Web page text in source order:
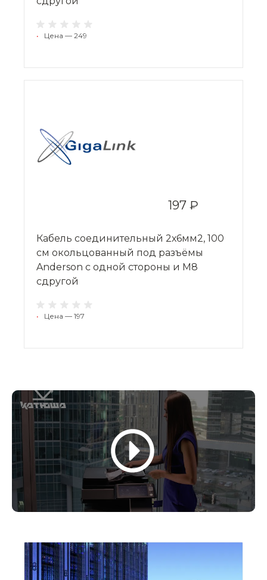
• Цена — 249
197 ₽
Кабель соединительный 2х6мм2, 100
см окольцованный под разъёмы
Anderson с одной стороны и M8
сдругой
• Цена — 197